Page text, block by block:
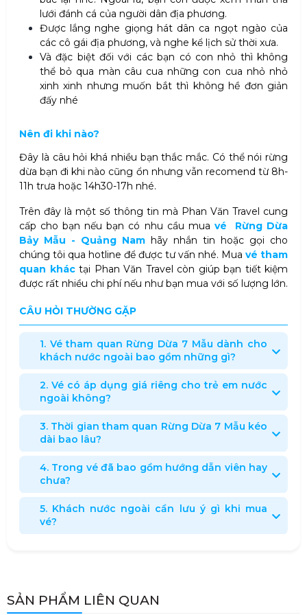
lưới đánh cá của người dân địa phương.
Được lắng nghe giọng hát dân ca ngọt ngào của
các cô gái địa phương, và nghe kể lịch sử thời xưa.
Và đặc biệt đối với các bạn có con nhỏ thì không
thể bỏ qua màn câu cua những con cua nhỏ nhỏ
xinh xinh nhưng muốn bắt thì không hề đơn giản
đấy nhé
Nên đi khi nào?
Đây là câu hỏi khá nhiều bạn thắc mắc. Có thể nói rừng
dừa bạn đi khi nào cũng ổn nhưng vẫn recomend từ 8h-
11h trưa hoặc 14h30-17h nhé.
Trên đây là một số thông tin mà Phan Văn Travel cung
cấp cho bạn nếu bạn có nhu cầu mua vé Rừng Dừa
Bảy Mẫu - Quảng Nam hãy nhắn tin hoặc gọi cho
chúng tôi qua hotline để được tư vấn nhé. Mua vé tham
quan kháctại Phan Văn Travel còn giúp bạn tiết kiệm
được rất nhiều chi phí nếu như bạn mua với số lượng lớn.
CÂU HỎI THƯỜNG GẶP
1. Vé tham quan Rừng Dừa 7 Mẫu dành cho
khách nước ngoài bao gồm những gì?
2. Vé có áp dụng giá riêng cho trẻ em nước
ngoài không?
3. Thời gian tham quan Rừng Dừa 7 Mẫu kéo
dài bao lâu?
4. Trong vé đã bao gồm hướng dẫn viên hay
chưa?
5. Khách nước ngoài cần lưu ý gì khi mua
vé?
SẢN PHẨM LIÊN QUAN